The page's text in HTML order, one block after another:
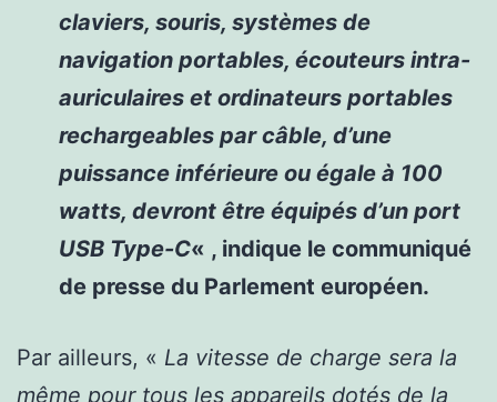
claviers, souris, systèmes de
navigation portables, écouteurs intra-
auriculaires et ordinateurs portables
rechargeables par câble, d’une
puissance inférieure ou égale à 100
watts, devront être équipés d’un port
USB Type-C« , indique le communiqué
de presse du Parlement européen.
Par ailleurs, « La vitesse de charge sera la
même pour tous les appareils dotés de la